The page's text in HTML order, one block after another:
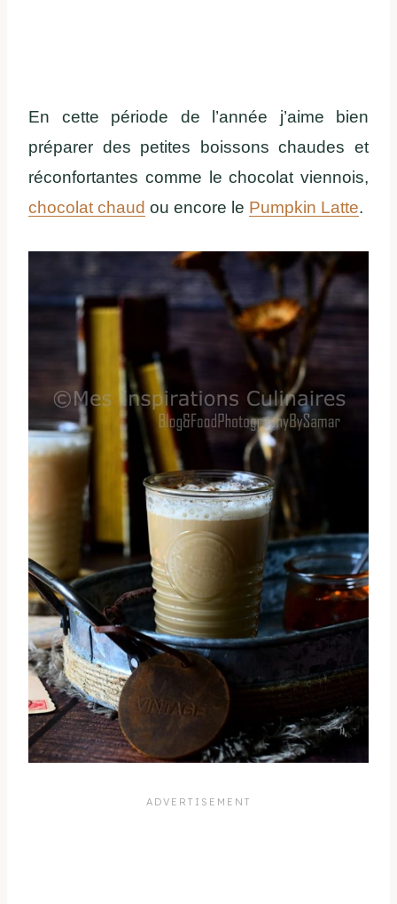
En cette période de l’année j’aime bien
préparer des petites boissons chaudes et
réconfortantes comme le chocolat viennois,
chocolat chaud ou encore le Pumpkin Latte.